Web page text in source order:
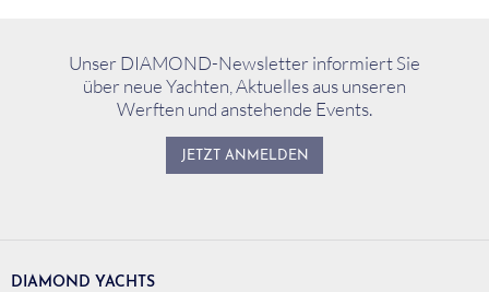
Unser DIAMOND-Newsletter informiert Sie
über neue Yachten, Aktuelles aus unseren
Werften und anstehende Events.
JETZT ANMELDEN
DIAMOND YACHTS